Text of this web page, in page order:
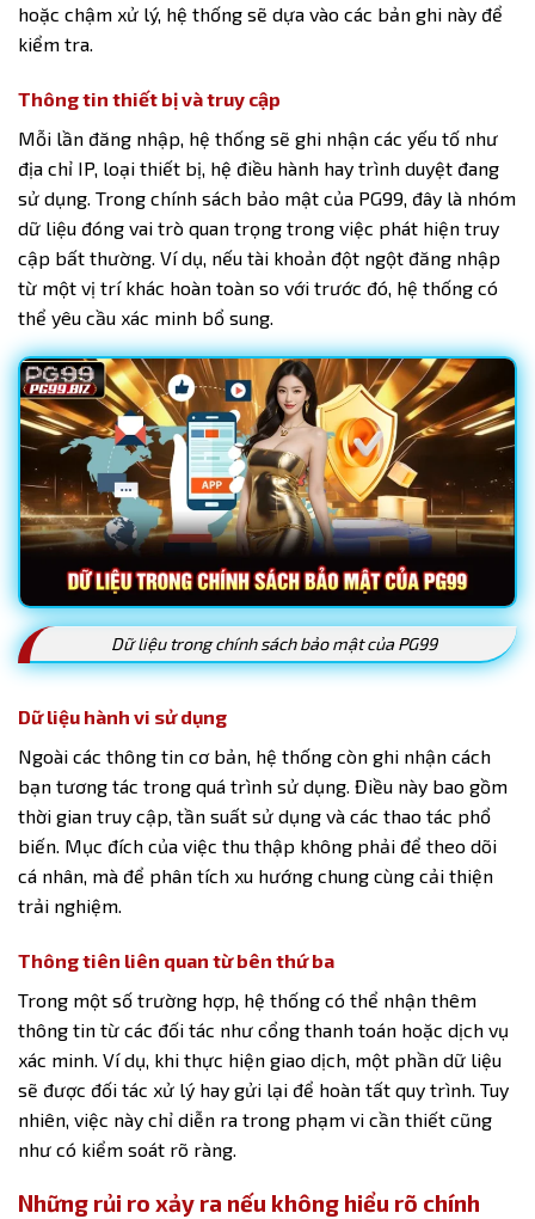
hoặc chậm xử lý, hệ thống sẽ dựa vào các bản ghi này để
kiểm tra.
Thông tin thiết bị và truy cập
Mỗi lần đăng nhập, hệ thống sẽ ghi nhận các yếu tố như
địa chỉ IP, loại thiết bị, hệ điều hành hay trình duyệt đang
sử dụng. Trong chính sách bảo mật của PG99, đây là nhóm
dữ liệu đóng vai trò quan trọng trong việc phát hiện truy
cập bất thường. Ví dụ, nếu tài khoản đột ngột đăng nhập
từ một vị trí khác hoàn toàn so với trước đó, hệ thống có
thể yêu cầu xác minh bổ sung.
Dữ liệu trong chính sách bảo mật của PG99
Dữ liệu hành vi sử dụng
Ngoài các thông tin cơ bản, hệ thống còn ghi nhận cách
bạn tương tác trong quá trình sử dụng. Điều này bao gồm
thời gian truy cập, tần suất sử dụng và các thao tác phổ
biến. Mục đích của việc thu thập không phải để theo dõi
cá nhân, mà để phân tích xu hướng chung cùng cải thiện
trải nghiệm.
Thông tiên liên quan từ bên thứ ba
Trong một số trường hợp, hệ thống có thể nhận thêm
thông tin từ các đối tác như cổng thanh toán hoặc dịch vụ
xác minh. Ví dụ, khi thực hiện giao dịch, một phần dữ liệu
sẽ được đối tác xử lý hay gửi lại để hoàn tất quy trình. Tuy
nhiên, việc này chỉ diễn ra trong phạm vi cần thiết cũng
như có kiểm soát rõ ràng.
Những rủi ro xảy ra nếu không hiểu rõ chính